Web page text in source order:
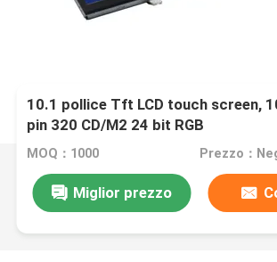
10.1 pollice Tft LCD touch screen,
pin 320 CD/M2 24 bit RGB
MOQ：1000 Prezzo：
Miglior prezzo